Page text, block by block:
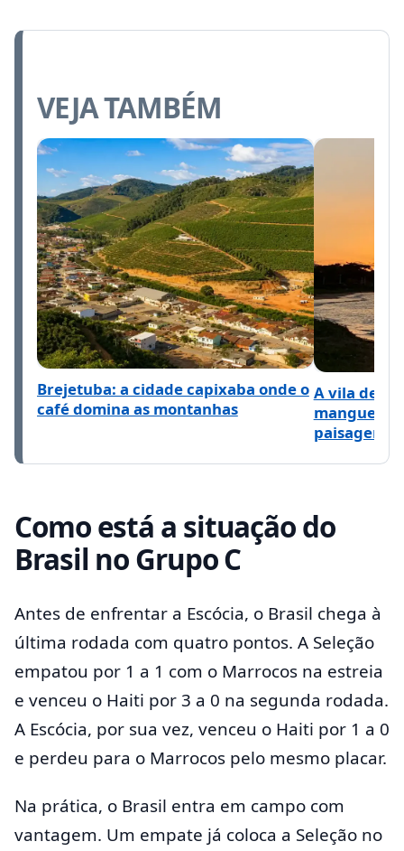
VEJA TAMBÉM
Brejetuba: a cidade capixaba onde o
café domina as montanhas
A vila de
manguezal
paisagem
Como está a situação do
Brasil no Grupo C
Antes de enfrentar a Escócia, o Brasil chega à
última rodada com quatro pontos. A Seleção
empatou por 1 a 1 com o Marrocos na estreia
e venceu o Haiti por 3 a 0 na segunda rodada.
A Escócia, por sua vez, venceu o Haiti por 1 a 0
e perdeu para o Marrocos pelo mesmo placar.
Na prática, o Brasil entra em campo com
vantagem. Um empate já coloca a Seleção no